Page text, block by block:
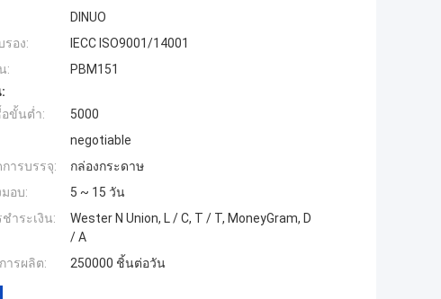
DINUO
รอง:
IECC ISO9001/14001
:
PBM151
ขั้นต่ำ:
5000
negotiable
ารบรรจุ:
กล่องกระดาษ
อบ:
5 ~ 15 วัน
ำระเงิน:
Wester N Union, L / C, T / T, MoneyGram, D
/ A
ารผลิต:
250000 ชิ้นต่อวัน